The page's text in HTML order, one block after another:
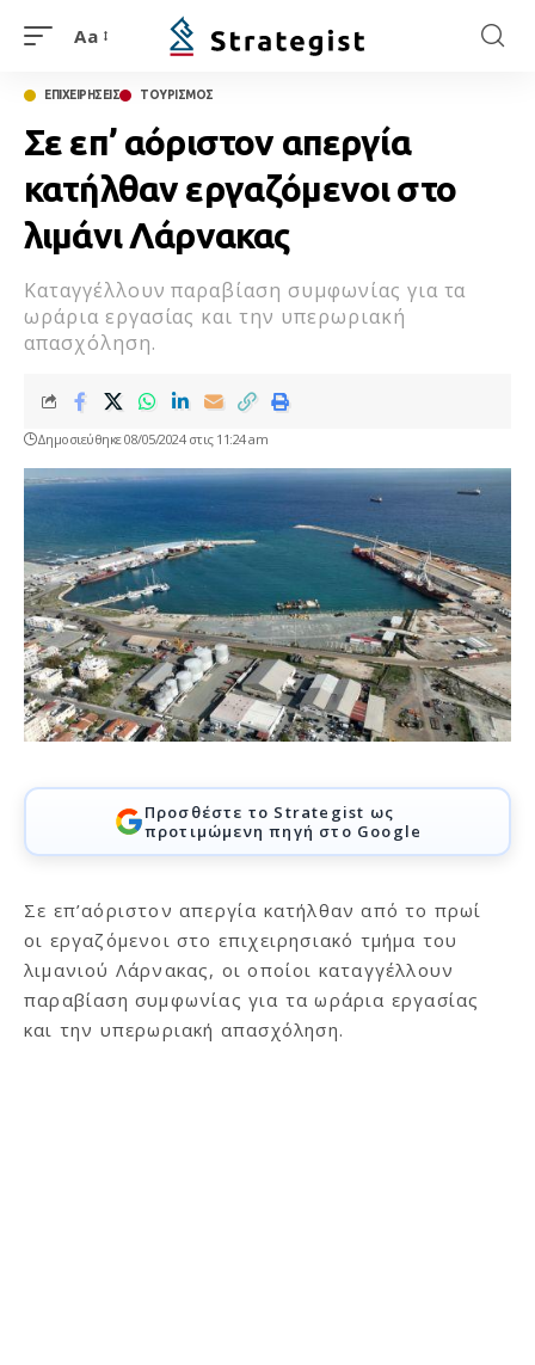
Aa
ΕΠΙΧΕΙΡΗΣΕΙΣ ΤΟΥΡΙΣΜΟΣ
Σε επ’ αόριστον απεργία
κατήλθαν εργαζόμενοι στο
λιμάνι Λάρνακας
Καταγγέλλουν παραβίαση συμφωνίας για τα
ωράρια εργασίας και την υπερωριακή
απασχόληση.
Δημοσιεύθηκε 08/05/2024 στις 11:24 am
Προσθέστε το Strategist ως
προτιμώμενη πηγή στο Google
Σε επ’αόριστον απεργία κατήλθαν από το πρωί
οι εργαζόμενοι στο επιχειρησιακό τμήμα του
λιμανιού Λάρνακας, οι οποίοι καταγγέλλουν
παραβίαση συμφωνίας για τα ωράρια εργασίας
και την υπερωριακή απασχόληση.